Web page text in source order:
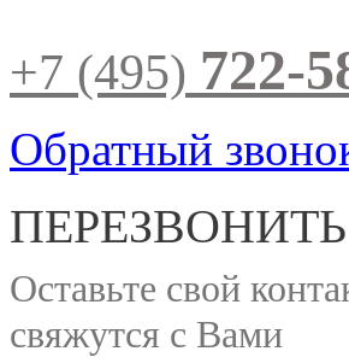
+7 (495) 722-
Обратный
Оставьте свой
свяжутся с Вами